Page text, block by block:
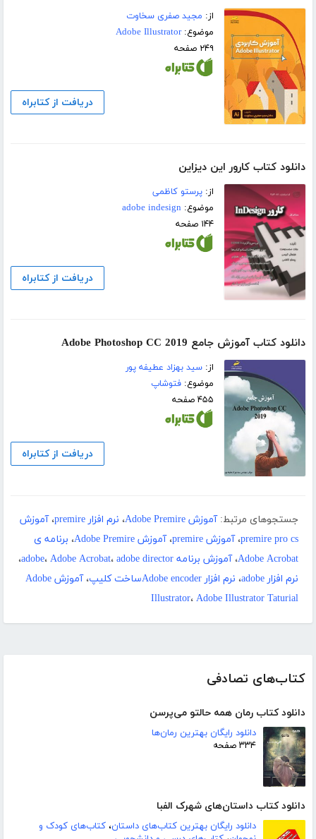
کتاب‌های تصادفی
دانلود کتاب رمان همه حالتو می‌پرسن
دانلود رایگان بهترین رمان‌ها
۳۳۴ صفحه
دانلود کتاب داستان‌های شهرک الفبا
دانلود رایگان بهترین کتاب‌های داستان، کتاب‌های کودک و
از: مجید صفری سخاوت
موضوع:Adobe Illustrator
۲۴۹ صفحه
دریافت از کتابراه
دانلود کتاب کارور این دیزاین
از:پرستو کاظمی
موضوع: adobe indesign
۱۴۴ صفحه
دریافت از کتابراه
دانلود کتاب آموزش جامع Adobe Photoshop CC 2019
از:سید بهزاد عطیفه پور
موضوع:فتوشاپ
۴۵۵ صفحه
دریافت از کتابراه
جستجوهای مرتبط: آموزش Adobe Premire ، نرم افزار premire ،آموزش
premire pro cs،آموزش premire ،آموزش Adobe Premire ، برنامه ی
Adobe Acrobat،آموزش برنامه adobe ، Adobe Acrobat، adobe director
،
نرم افزار adobe
، نرم افزار Adobe encoderساخت کلیپ ،
آموزش Adobe
Illustrator، Adobe Illustrator Taturial